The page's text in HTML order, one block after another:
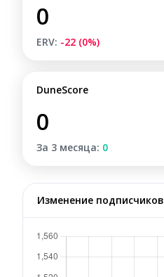
0
ERV: -22 (0%)
DuneScore
0
За 3 месяца: 0
Изменение подписчиков